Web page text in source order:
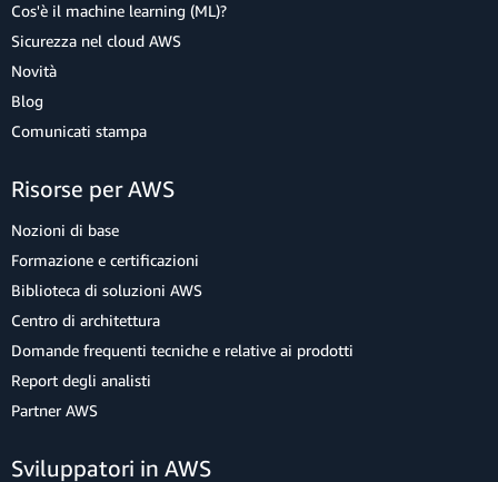
Cos'è il machine learning (ML)?
Sicurezza nel cloud AWS
Novità
Blog
Comunicati stampa
Risorse per AWS
Nozioni di base
Formazione e certificazioni
Biblioteca di soluzioni AWS
Centro di architettura
Domande frequenti tecniche e relative ai prodotti
Report degli analisti
Partner AWS
Sviluppatori in AWS